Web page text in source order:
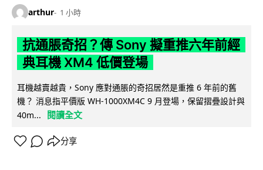
arthur 1 小時
抗通脹奇招？傳 Sony 擬重推六年前經
典耳機 XM4 低價登場
耳機越賣越貴，Sony 應對通脹的奇招居然是重推 6 年前的舊
機？ 消息指平價版 WH-1000XM4C 9 月登場，保留摺疊設計與
40m...
閱讀全文
分享